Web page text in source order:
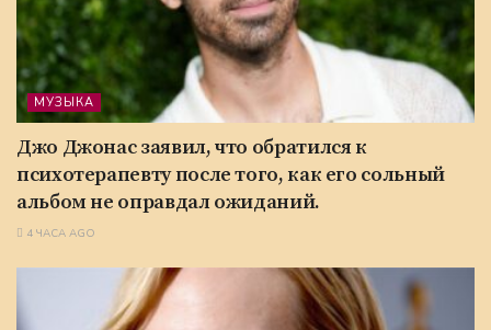
МУЗЫКА
Джо Джонас заявил, что обратился к
психотерапевту после того, как его сольный
альбом не оправдал ожиданий.
4 ЧАСА AGO